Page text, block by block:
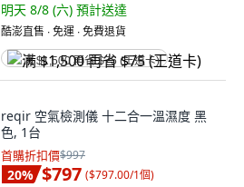
明天 8/8 (六) 預計送達
酷澎直售 ∙ 免運 ∙ 免費退貨
满 $1,500 再省 $75 (王道卡)
reqir 空氣檢測儀 十二合一溫濕度 黑
色, 1台
首購折扣價$997
20% $797 ($797.00/1個)